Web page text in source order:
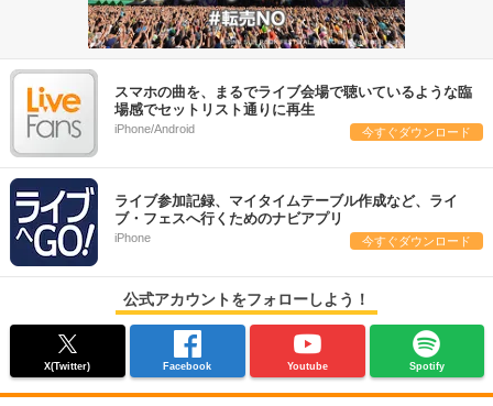
スマホの曲を、まるでライブ会場で聴いているような臨
場感でセットリスト通りに再生
iPhone/Android 今すぐダウンロード
ライブ参加記録、マイタイムテーブル作成など、ライ
ブ・フェスへ行くためのナビアプリ
iPhone 今すぐダウンロード
公式アカウントをフォローしよう！
X(Twitter) Facebook Youtube Spotify